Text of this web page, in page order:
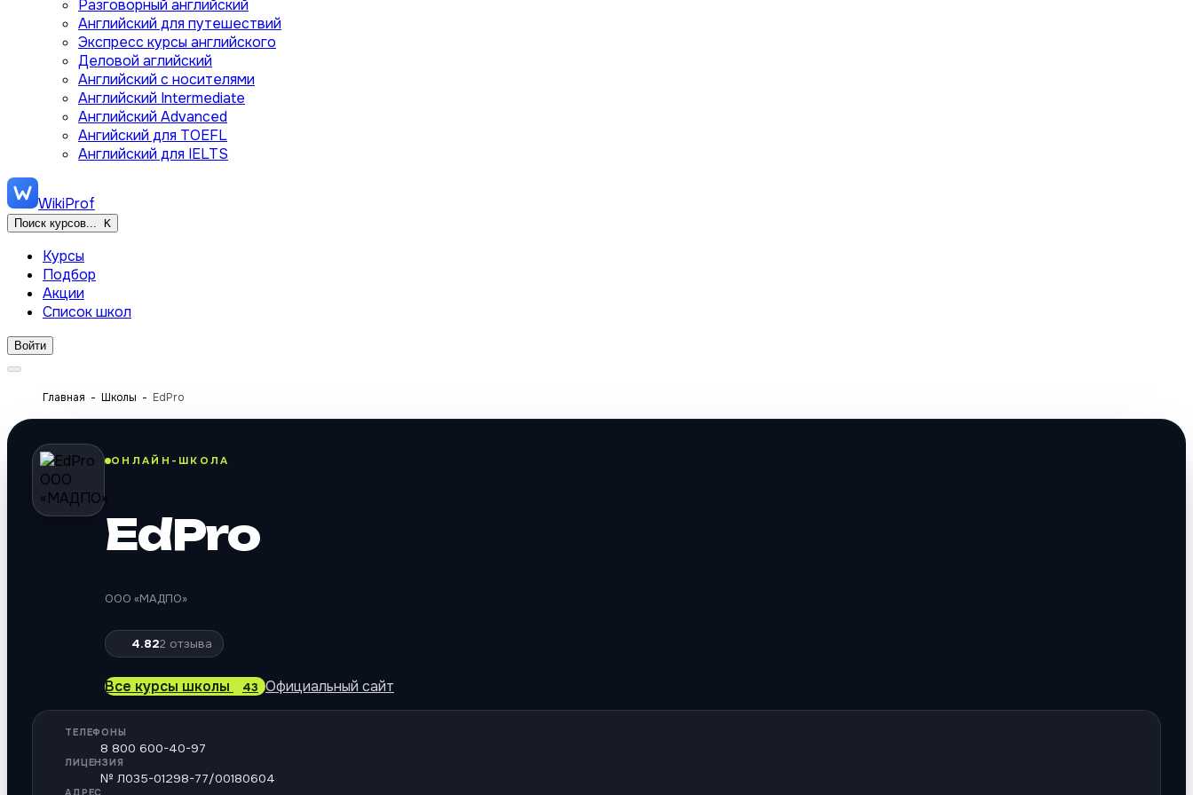
Разговорный английский
Английский для путешествий
Экспресс курсы английского
Деловой аглийский
Английский с носителями
Английский Intermediate
Английский Advanced
Ангийский для TOEFL
Английский для IELTS
WikiProf
Поиск курсов... K
Курсы
Подбор
Акции
Список школ
Войти
Главная Школы EdPro
ОНЛАЙН-ШКОЛА
EdPro
ООО «МАДПО»
4.822 отзыва
Все курсы школы 43 Официальный сайт
ТЕЛЕФОНЫ
8 800 600-40-97
ЛИЦЕНЗИЯ
№ Л035-01298-77/00180604